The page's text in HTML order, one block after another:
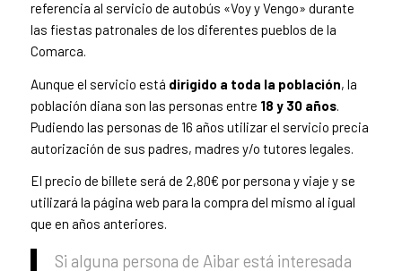
referencia al servicio de autobús «Voy y Vengo» durante
las fiestas patronales de los diferentes pueblos de la
Comarca.
Aunque el servicio está dirigido a toda la población, la
población diana son las personas entre 18 y 30 años.
Pudiendo las personas de 16 años utilizar el servicio precia
autorización de sus padres, madres y/o tutores legales.
El precio de billete será de 2,80€ por persona y viaje y se
utilizará la página web para la compra del mismo al igual
que en años anteriores.
Si alguna persona de Aibar está interesada